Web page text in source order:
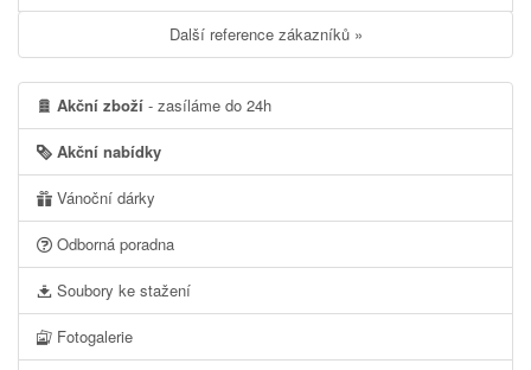
Další reference zákazníků »
Akční zboží - zasíláme do 24h
Akční nabídky
Vánoční dárky
Odborná poradna
Soubory ke stažení
Fotogalerie